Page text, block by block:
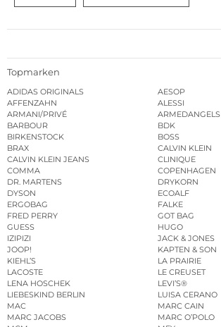
Topmarken
ADIDAS ORIGINALS
AESOP
AFFENZAHN
ALESSI
ARMANI/PRIVÉ
ARMEDANGELS
BARBOUR
BDK
BIRKENSTOCK
BOSS
BRAX
CALVIN KLEIN
CALVIN KLEIN JEANS
CLINIQUE
COMMA
COPENHAGEN
DR. MARTENS
DRYKORN
DYSON
ECOALF
ERGOBAG
FALKE
FRED PERRY
GOT BAG
GUESS
HUGO
IZIPIZI
JACK & JONES
JOOP!
KAPTEN & SON
KIEHL’S
LA PRAIRIE
LACOSTE
LE CREUSET
LENA HOSCHEK
LEVI’S®
LIEBESKIND BERLIN
LUISA CERANO
MAC
MARC CAIN
MARC JACOBS
MARC O’POLO